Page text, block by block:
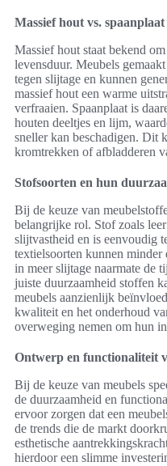
Massief hout vs. spaanplaat
Massief hout staat bekend
levensduur. Meubels
tegen slijtage en kunnen
massief hout een warme
verfraaien. Spaanplaat is
houten deeltjes en lijm,
sneller kan beschadigen. Dit
kromtrekken of afbladderen
Stofsoorten en hun
Bij de keuze van
belangrijke rol. Stof zoals
slijtvastheid en is eenvoudig
textielsoorten kunnen
in meer slijtage naarmate de
juiste duurzaamheid stoffen
meubels aanzienlijk
kwaliteit en het onderhoud
overweging nemen om hun
Ontwerp en functionaliteit
Bij de keuze van meubels
de duurzaamheid en
ervoor zorgen dat een
de trends die de markt
esthetische
hierdoor een slimme